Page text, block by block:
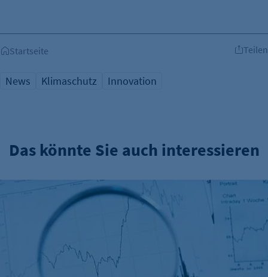
Startseite Teilen
News Klimaschutz Innovation
Das könnte Sie auch interessieren
EY Startup-Barometer: Berlin führend bei Start-up-